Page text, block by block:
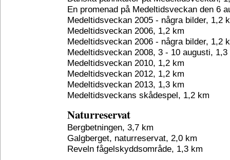
En promenad på Medeltidsveckan den 6
Medeltidsveckan 2005 - några bilder, 1,2
Medeltidsveckan 2006, 1,2 km
Medeltidsveckan 2006 - några bilder, 1,2
Medeltidsveckan 2008, 3 - 10 augusti, 1,3
Medeltidsveckan 2010, 1,2 km
Medeltidsveckan 2012, 1,2 km
Medeltidsveckan 2013, 1,3 km
Medeltidsveckans skådespel, 1,2 km
Naturreservat
Bergbetningen, 3,7 km
Galgberget, naturreservat, 2,0 km
Reveln fågelskyddsområde, 1,3 km